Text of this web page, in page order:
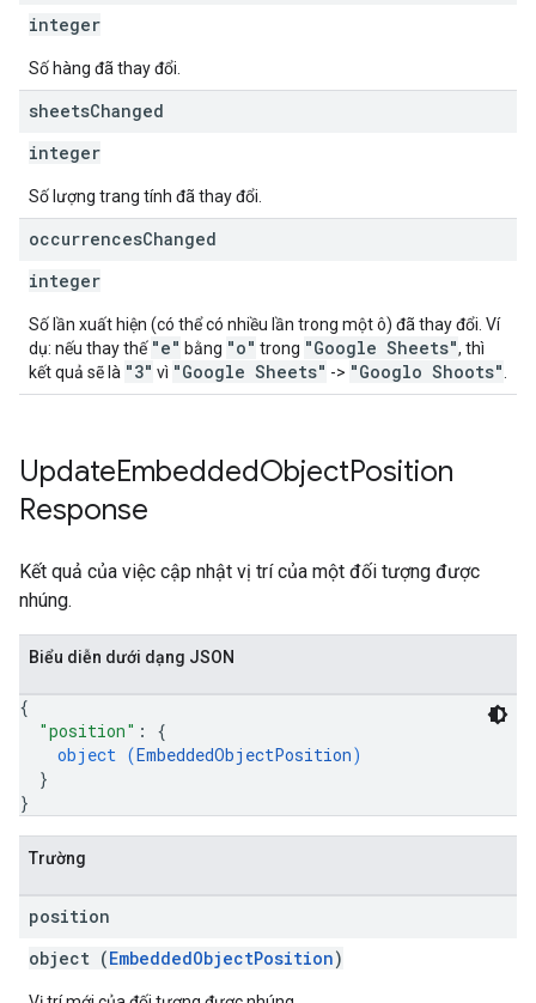
integer
Số hàng đã thay đổi.
sheetsChanged
integer
Số lượng trang tính đã thay đổi.
occurrencesChanged
integer
Số lần xuất hiện (có thể có nhiều lần trong một ô) đã thay đổi. Ví
dụ: nếu thay thế "e" bằng "o" trong "Google Sheets", thì
kết quả sẽ là "3" vì "Google Sheets" -> "Googlo Shoots"
UpdateEmbeddedObjectPosition
Response
Kết quả của việc cập nhật vị trí của một đối tượng được
nhúng.
Biểu diễn dưới dạng JSON
{
"position" : {
object (EmbeddedObjectPosition)
}
}
Trường
position
object (EmbeddedObjectPosition)